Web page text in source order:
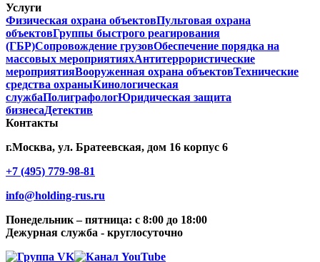
Услуги
Физическая охрана объектовПультовая охрана
объектовГруппы быстрого реагирования
(ГБР)Сопровождение грузовОбеспечение порядка на
массовых мероприятияхАнтитеррористические
мероприятияВооруженная охрана объектовТехнические
средства охраныКинологическая
службаПолиграфологЮридическая защита
бизнесаДетектив
Контакты
г.Москва, ул. Братеевская, дом 16 корпус 6
+7 (495) 779-98-81
info@holding-rus.ru
Понедельник – пятница: с 8:00 до 18:00
Дежурная служба - круглосуточно